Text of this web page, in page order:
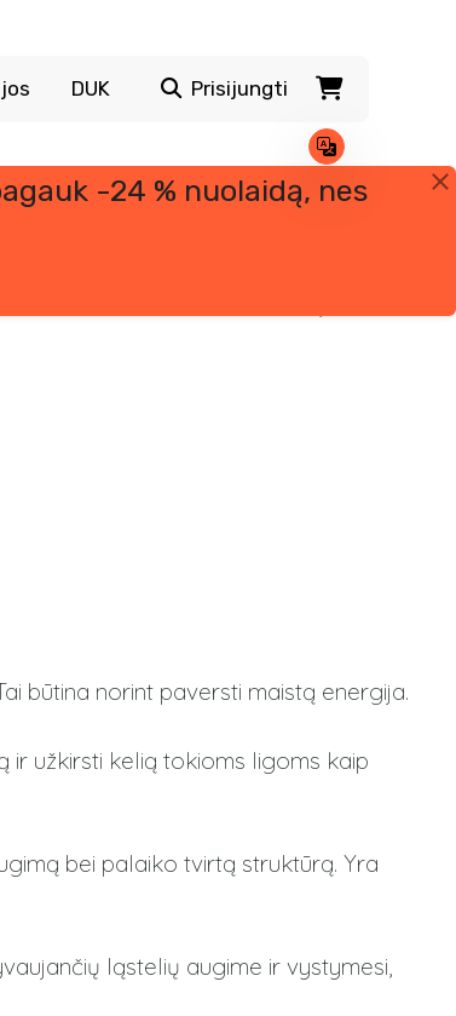
DUK Prisijungti
-24 % nuolaidą, nes
būtina norint paversti maistą energija.
ir užkirsti kelią tokioms ligoms kaip
bei palaiko tvirtą struktūrą. Yra
ląstelių augime ir vystymesi,